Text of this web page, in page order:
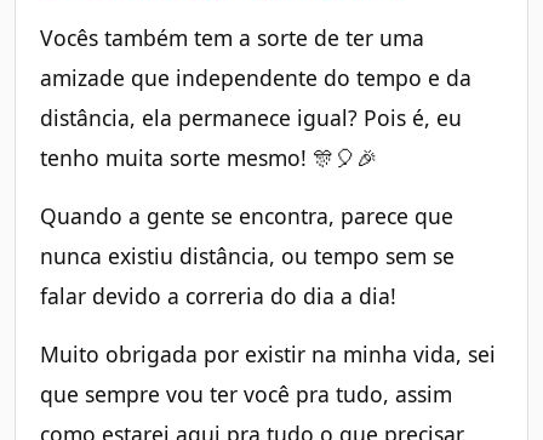
Vocês também tem a sorte de ter uma
amizade que independente do tempo e da
distância, ela permanece igual? Pois é, eu
tenho muita sorte mesmo! 🎊🎈🎉
Quando a gente se encontra, parece que
nunca existiu distância, ou tempo sem se
falar devido a correria do dia a dia!
Muito obrigada por existir na minha vida, sei
que sempre vou ter você pra tudo, assim